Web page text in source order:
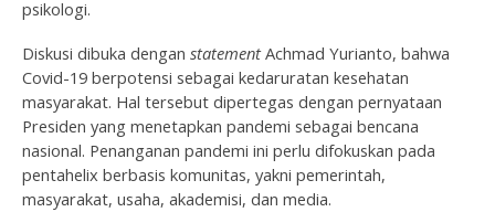
psikologi.
Diskusi dibuka dengan statementAchmad Yurianto, bahwa
Covid-19 berpotensi sebagai kedaruratan kesehatan
masyarakat. Hal tersebut dipertegas dengan pernyataan
Presiden yang menetapkan pandemi sebagai bencana
nasional. Penanganan pandemi ini perlu difokuskan pada
pentahelix berbasis komunitas, yakni pemerintah,
masyarakat, usaha, akademisi, dan media.